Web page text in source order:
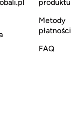
produktu
Metody
płatności
FAQ